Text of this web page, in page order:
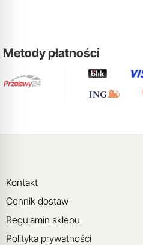
Metody płatności
Kontakt
Cennik dostaw
Regulamin sklepu
Polityka prywatności